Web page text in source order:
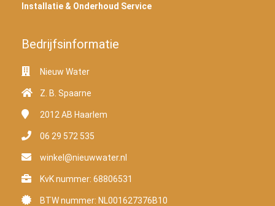
Installatie & Onderhoud Service
Bedrijfsinformatie
Nieuw Water
Z. B. Spaarne
2012 AB Haarlem
06 29 572 535
winkel@nieuwwater.nl
KvK nummer: 68806531
BTW nummer: NL001627376B10